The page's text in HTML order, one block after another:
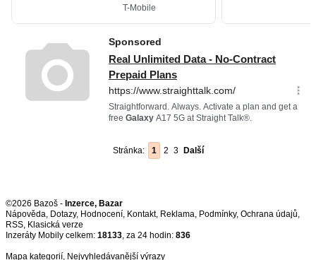
Stránka: 1 2 3 Další
©2026 Bazoš - Inzerce, Bazar
Nápověda, Dotazy, Hodnocení, Kontakt, Reklama, Podmínky, Ochrana údajů,
RSS,
Inzeráty Mobily celkem: 18133, za 24 hodin: 836
Mapa kategorií, Nejvyhledávanější výrazy